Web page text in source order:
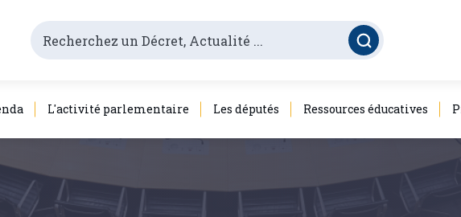
L'activité parlementaire Les députés Ressources éducatives